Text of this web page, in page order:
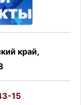
край,
15